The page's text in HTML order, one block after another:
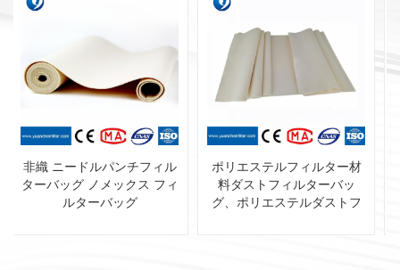
ポリエステルフィルター材
料ダストフィルターバッ
グ、ポリエステルダストフ
ポリエステルブレンディン
グ帯電防止 集塵システム用
フィルターバッグ